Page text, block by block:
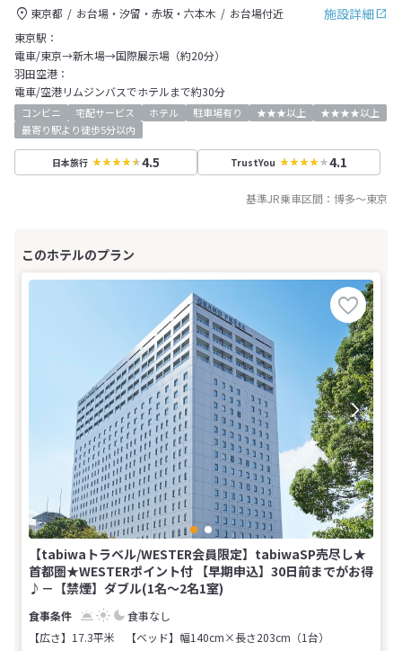
施設詳細
東京都 お台場・汐留・赤坂・六本木
お台場付近
東京駅：
電車/東京→新木場→国際展示場（約20分）
羽田空港：
電車/空港リムジンバスでホテルまで約30分
コンビニ 宅配サービス ホテル 駐車場有り ★★★以上
★★★★以上
最寄り駅より徒歩5分以内
日本旅行 4.5 TrustYou 4.1
基準JR乗車区間： 博多～東京
【tabiwaトラベル/WESTER会員限定】tabiwaSP売尽し★
首都圏★WESTERポイント付 【早期申込】30日前までがお得
♪－【禁煙】ダブル(1名～2名1室)
食事なし
【広さ】17.3平米
【ベッド】幅140cm×長さ203cm（1台）